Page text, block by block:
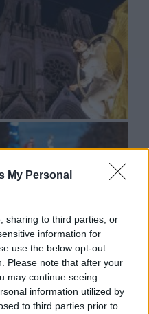
My Personal
sharing to third parties, or
information for
use the below opt-out
Please note that after your
may continue seeing
information utilized by
to third parties prior to